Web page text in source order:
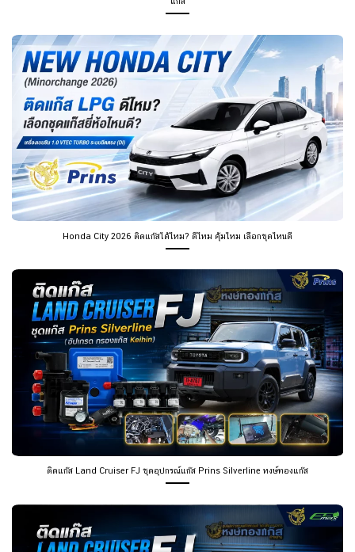
Honda City 2026 ติดแก๊สได้ไหม? ดีไหม คุ้มไหม เลือกชุดไหนดี
ติดแก๊ส Land Cruiser FJ ชุดอุปกรณ์แก๊ส Prins Silverline หงษ์ทองแก๊ส